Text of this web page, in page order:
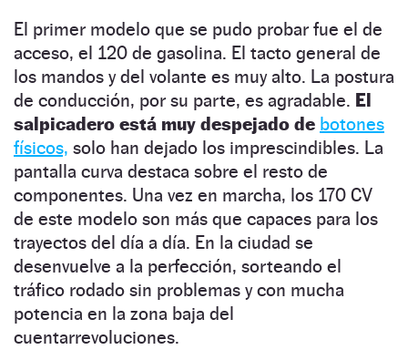
El primer modelo que se pudo probar fue el de
acceso, el 120 de gasolina. El tacto general de
los mandos y del volante es muy alto. La postura
de conducción, por su parte, es agradable. El
salpicadero está muy despejado de botones
físicos, solo han dejado los imprescindibles. La
pantalla curva destaca sobre el resto de
componentes. Una vez en marcha, los 170 CV
de este modelo son más que capaces para los
trayectos del día a día. En la ciudad se
desenvuelve a la perfección, sorteando el
tráfico rodado sin problemas y con mucha
potencia en la zona baja del
cuentarrevoluciones.